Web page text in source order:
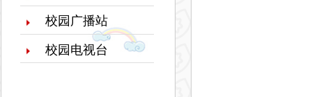
校园广播站
校园电视台